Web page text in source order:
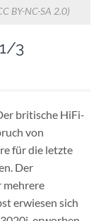
BY-NC-SA 2.0)
3
britische HiFi-
von
für die letzte
Der
erwiesen sich